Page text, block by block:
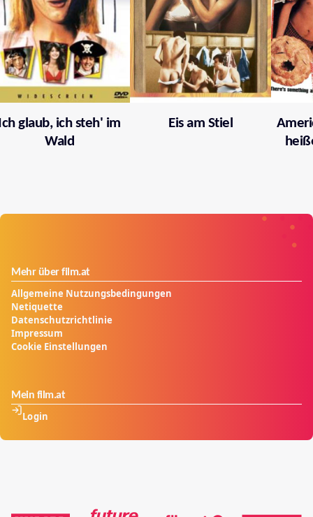
glaub, ich steh' im
Wald
Eis am Stiel
Mehr über film.at
Allgemeine Nutzungsbedingungen
Netiquette
Datenschutzrichtlinie
Impressum
Cookie Einstellungen
Mein film.at
Login